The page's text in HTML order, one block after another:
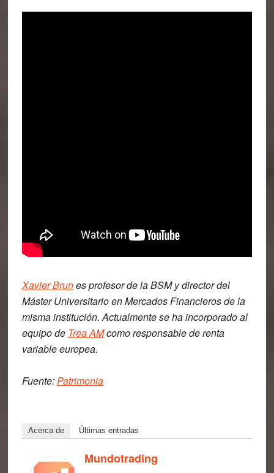
Xavier Brunes profesor de la BSM y director del
Máster Universitario en Mercados Financieros de la
misma institución. Actualmente se ha incorporado al
equipo de Trea AMcomo responsable de renta
variable europea.
Fuente:Patrimonia
Acerca de Últimas entradas
Mundotrading